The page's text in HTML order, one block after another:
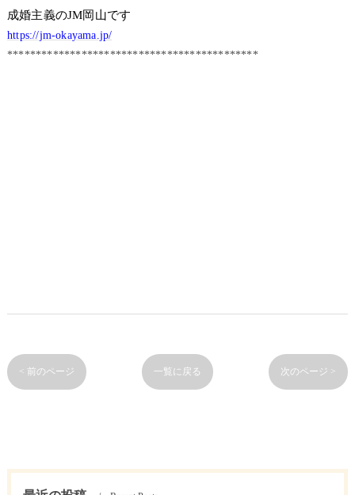
成婚主義のJM岡山です
https://jm-okayama.jp/
********************************************
< 前のページ 一覧に戻る 次のページ >